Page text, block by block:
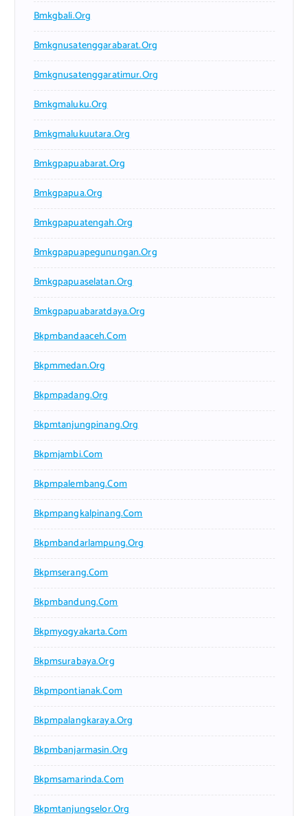
Bmkgbali.org
Bmkgnusatenggarabarat.org
Bmkgnusatenggaratimur.org
Bmkgmaluku.org
Bmkgmalukuutara.org
Bmkgpapuabarat.org
Bmkgpapua.org
Bmkgpapuatengah.org
Bmkgpapuapegunungan.org
Bmkgpapuaselatan.org
Bmkgpapuabaratdaya.org
Bkpmbandaaceh.com
Bkpmmedan.org
Bkpmpadang.org
Bkpmtanjungpinang.org
Bkpmjambi.com
Bkpmpalembang.com
Bkpmpangkalpinang.com
Bkpmbandarlampung.org
Bkpmserang.com
Bkpmbandung.com
Bkpmyogyakarta.com
Bkpmsurabaya.org
Bkpmpontianak.com
Bkpmpalangkaraya.org
Bkpmbanjarmasin.org
Bkpmsamarinda.com
Bkpmtanjungselor.org